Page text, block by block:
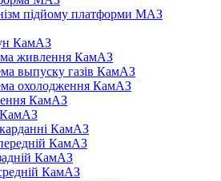
підйому платформи МАЗ
КамАЗ
живлення КамАЗ
выпуску газів КамАЗ
охолодження КамАЗ
КамАЗ
КамАЗ
КамАЗ
КамАЗ
КамАЗ